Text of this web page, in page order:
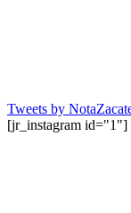
Tweets by
[jr_instagram id="1"]